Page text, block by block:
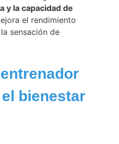
y la capacidad de
el rendimiento
sensación de
bienestar